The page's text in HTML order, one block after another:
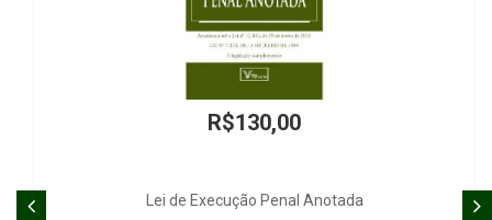
Lei de Execução Penal Anotada